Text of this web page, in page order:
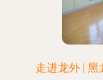
走进龙外 |